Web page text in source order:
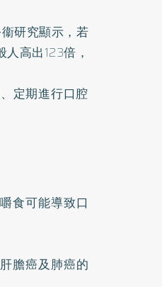
研究顯示，若
高出123倍，
定期進行口腔
食可能導致口
膽癌及肺癌的